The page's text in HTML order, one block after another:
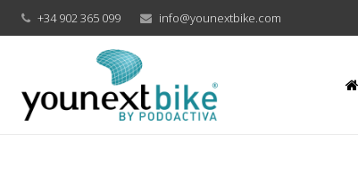
+34 902 365 099 info@younextbike.com